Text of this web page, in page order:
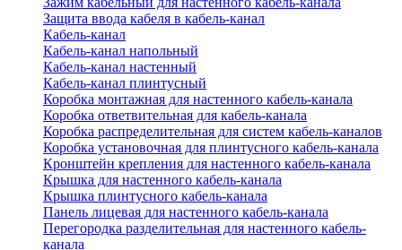
Защита ввода кабеля в кабель-канал
Кабель-канал
Кабель-канал напольный
Кабель-канал настенный
Кабель-канал плинтусный
Коробка монтажная для настенного кабель-канала
Коробка ответвительная для кабель-канала
Коробка распределительная для систем кабель-каналов
Коробка установочная для плинтусного кабель-канала
Кронштейн крепления для настенного кабель-канала
Крышка для настенного кабель-канала
Крышка плинтусного кабель-канала
Панель лицевая для настенного кабель-канала
Перегородка разделительная для настенного кабель-
канала